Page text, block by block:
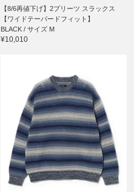
【8/6再値下げ】2プリーツ スラックス
【ワイドテーパードフィット】
BLACK / サイズ M
¥10,010